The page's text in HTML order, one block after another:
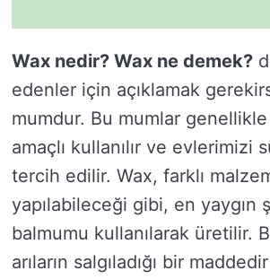
Wax nedir? Wax ne demek?
edenler için açıklamak
mumdur. Bu mumlar
amaçlı kullanılır ve evlerimizi
tercih edilir. Wax, farklı
yapılabileceği gibi, en yaygın
balmumu kullanılarak üretilir.
arıların salgıladığı bir